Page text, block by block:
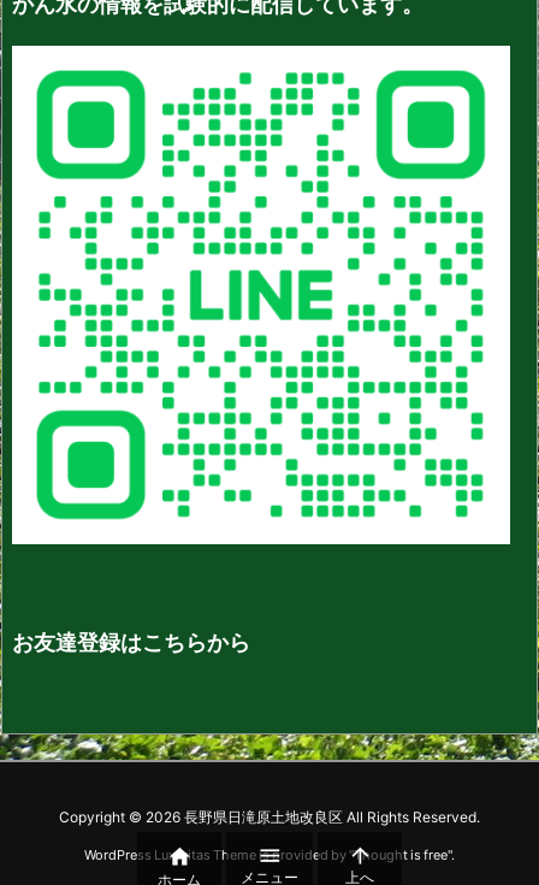
お友達登録はこちらから
Copyright © 2026 長野県日滝原土地改良区 All Rights Reserved.
WordPress Luxeritas Theme is provided by "Thought is free".

ホーム

メニュー

上へ